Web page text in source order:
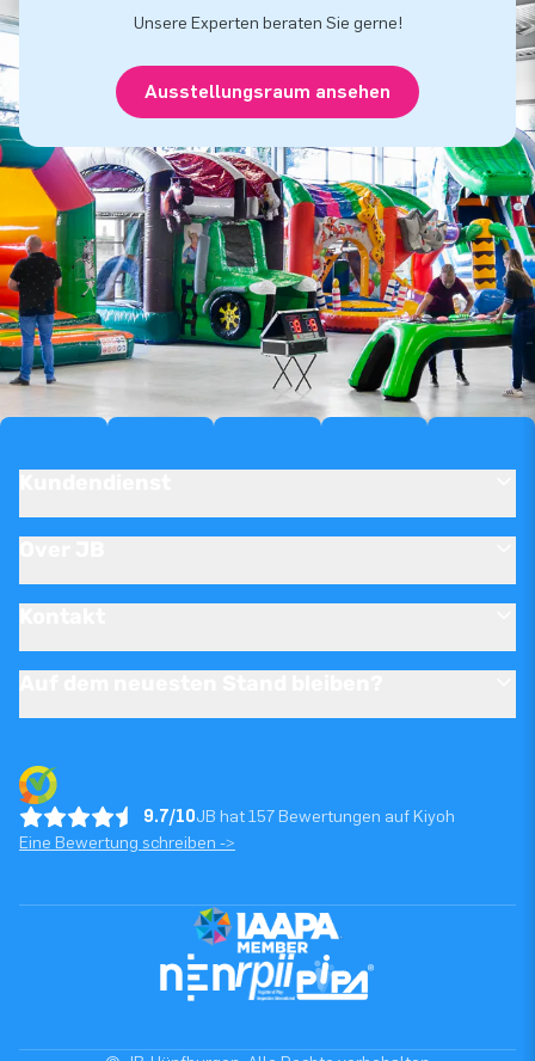
Unsere Experten beraten Sie gerne!
Ausstellungsraum ansehen
9.7/10JB hat 157 Bewertungen auf Kiyoh
Eine Bewertung schreiben ->